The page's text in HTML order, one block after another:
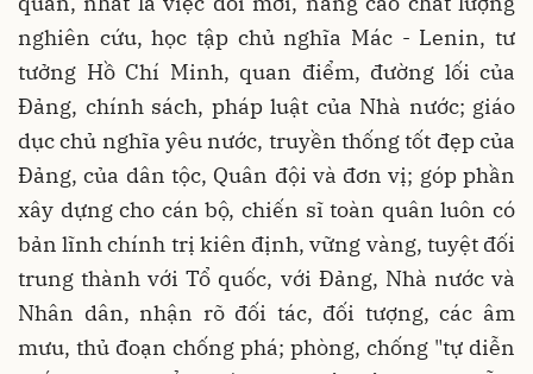
nghiên cứu, học tập chủ nghĩa Mác - Lenin, tư
tưởng Hồ Chí Minh, quan điểm, đường lối của
Đảng, chính sách, pháp luật của Nhà nước; giáo
dục chủ nghĩa yêu nước, truyền thống tốt đẹp của
Đảng, của dân tộc, Quân đội và đơn vị; góp phần
xây dựng cho cán bộ, chiến sĩ toàn quân luôn có
bản lĩnh chính trị kiên định, vững vàng, tuyệt đối
trung thành với Tổ quốc, với Đảng, Nhà nước và
Nhân dân, nhận rõ đối tác, đối tượng, các âm
mưu, thủ đoạn chống phá; phòng, chống "tự diễn